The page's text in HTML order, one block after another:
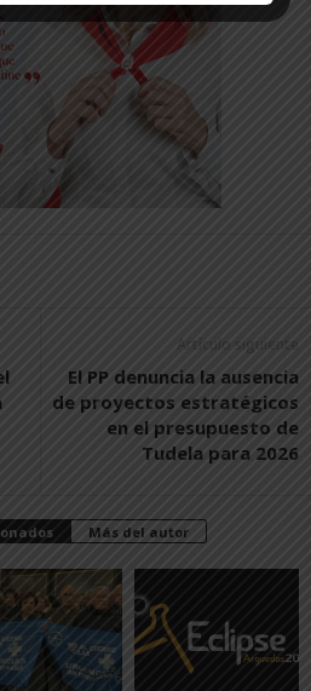
Artículo siguiente
El PP denuncia la ausencia
de proyectos estratégicos
en el presupuesto de
Tudela para 2026
Más del autor